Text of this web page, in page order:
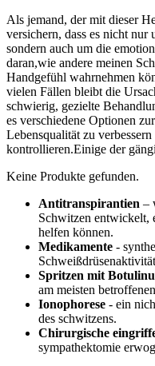
Als⁤ jemand, ‌der mit dieser
⁢versichern,⁣ dass es nicht​ nur
sondern auch um die⁣
daran,wie andere meinen
Handgefühl wahrnehmen
vielen Fällen bleibt die
schwierig, gezielte
es verschiedene Optionen
Lebensqualität zu
kontrollieren.Einige der
Keine Produkte gefunden.
Antitranspirantien –
Schwitzen entwickelt,​
helfen können.
Medikamente -⁣
Spritzen mit
am meisten
Ionophorese ‌- ‍ein​
des schwitzens.
Chirurgische
‍sympathektomie